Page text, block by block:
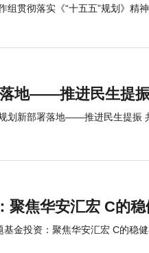
组贯彻落实《“十五五”规划》精
落地——推进民生提
规划新部署落地——推进民生提振
聚焦华安汇宏 C的
基金投资：聚焦华安汇宏 C的稳